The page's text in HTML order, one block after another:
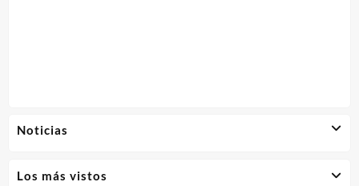
Noticias
Los más vistos